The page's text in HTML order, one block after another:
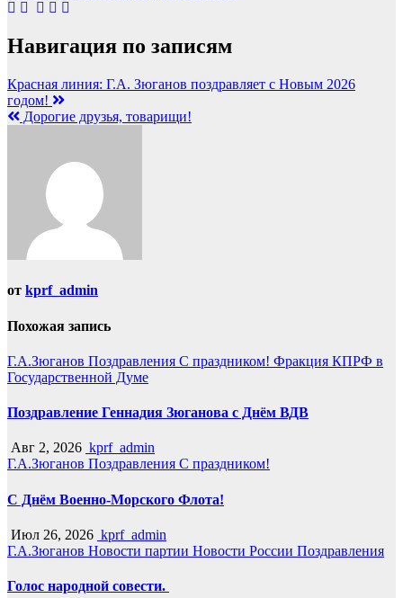
Навигация по записям
Красная линия: Г.А. Зюганов поздравляет с Новым 2026
годом!
Дорогие друзья, товарищи!
от kprf_admin
Похожая запись
Г.А.Зюганов Поздравления С праздником! Фракция КПРФ в
Государственной Думе
Поздравление Геннадия Зюганова с Днём ВДВ
Авг 2, 2026 kprf_admin
Г.А.Зюганов Поздравления С праздником!
С Днём Военно-Морского Флота!
Июл 26, 2026 kprf_admin
Г.А.Зюганов Новости партии Новости России Поздравления
Голос народной совести.